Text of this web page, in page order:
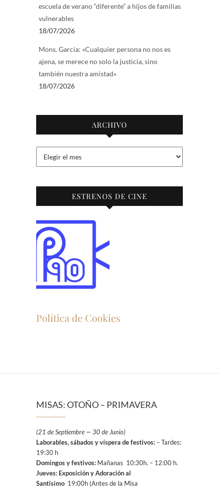
escuela de verano “diferente” a hijos de familias
vulnerables
18/07/2026
Mons. García: «Cualquier persona no nos es
ajena, se merece no solo la justicia, sino
también nuestra amistad»
18/07/2026
ARCHIVO
ESTRENOS DE CINE
Política de Cookies
MISAS: OTOÑO – PRIMAVERA
(21 de Septiembre — 30 de Junio)
Laborables, sábados y víspera de festivos: – Tardes:
19:30 h
Domingos y festivos: Mañanas 10:30h. – 12:00 h.
Jueves: Exposición y Adoración al
Santísimo 19:00h (Antes de la Misa